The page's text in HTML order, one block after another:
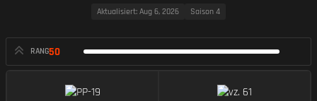
Aktualisiert: Aug 6, 2026 Saison 4
RANG50